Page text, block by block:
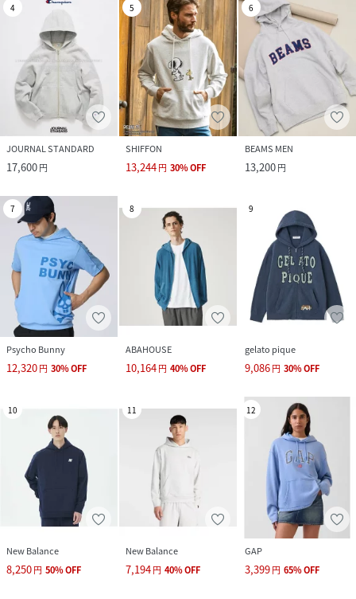
4
JOURNAL STANDARD
17,600円
5
SHIFFON
13,244円 30%OFF
6
BEAMS MEN
13,200円
7
Psycho Bunny
12,320円 30%OFF
8
ABAHOUSE
10,164円 40%OFF
9
gelato pique
9,086円 30%OFF
10
New Balance
8,250円 50%OFF
11
New Balance
7,194円 40%OFF
12
GAP
3,399円 65%OFF